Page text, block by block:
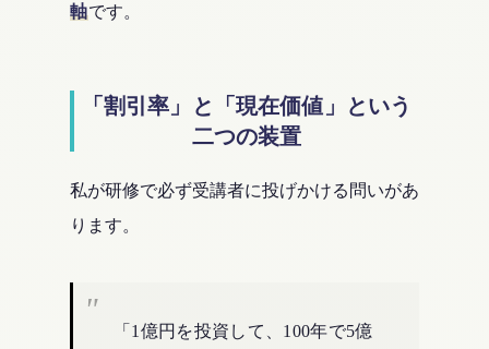
軸です。
「割引率」と「現在価値」という
二つの装置
私が研修で必ず受講者に投げかける問いがあ
ります。
「1億円を投資して、100年で5億